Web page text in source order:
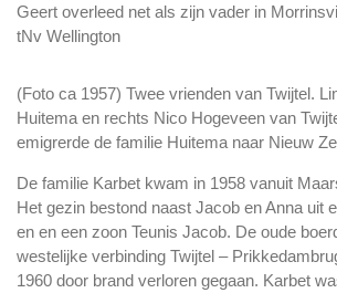
Geert overleed net als zijn vader in
tNv Wellington
(Foto ca 1957) Twee vrienden van Twijtel.
Huitema en rechts Nico Hogeveen van
emigrerde de familie Huitema naar Nieuw
De familie Karbet kwam in 1958 vanuit
Het gezin bestond naast Jacob en Anna uit
en en een zoon Teunis Jacob. De oude
westelijke verbinding Twijtel –
1960 door brand verloren gegaan. Karbet